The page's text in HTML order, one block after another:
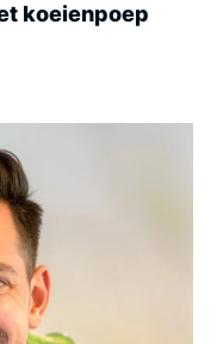
koeienpoep